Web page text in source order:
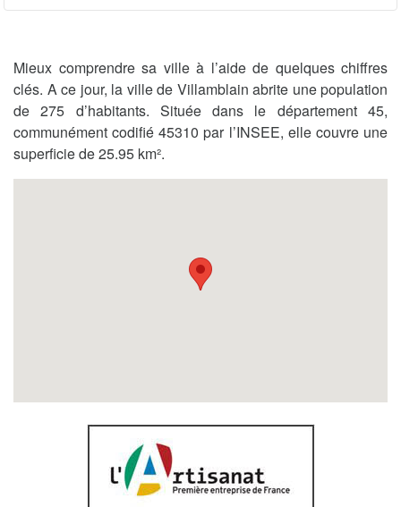
Mieux comprendre sa ville à l’aide de quelques chiffres
clés. A ce jour, la ville de Villamblain abrite une population
de 275 d’habitants. Située dans le département 45,
communément codifié 45310 par l’INSEE, elle couvre une
superficie de 25.95 km².